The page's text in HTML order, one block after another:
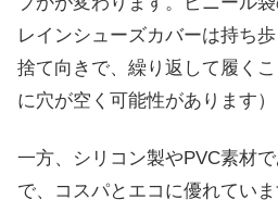
レインシューズカバーは持ち
捨て向きで、繰り返して履く
に穴が空く可能性があります）
一方、シリコン製やPVC素材
で、コスパとエコに優れてい